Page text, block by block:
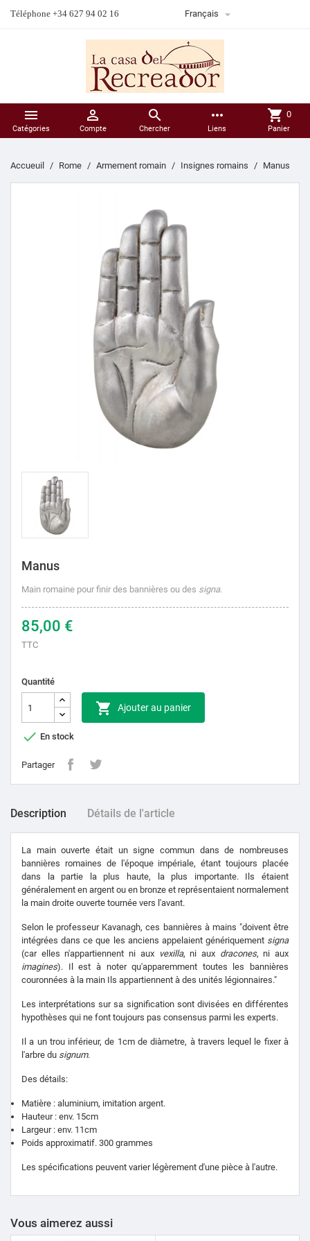
Téléphone +34 627 94 02 16 Français 

Catégories

Compte

Chercher
more_horiz
Liens
shopping_cart 0
Panier
Accueuil Rome Armement romain Insignes romains Manus
Manus
Main romaine pour finir des bannières ou des signa.
85,00 €
TTC
Quantité
 Ajouter au panier
 En stock
Partager
Description Détails de l'article
La main ouverte était un signe commun dans de nombreuses
bannières romaines de l'époque impériale, étant toujours placée
dans la partie la plus haute, la plus importante. Ils étaient
généralement en argent ou en bronze et représentaient normalement
la main droite ouverte tournée vers l'avant.
Selon le professeur Kavanagh, ces bannières à mains "doivent être
intégrées dans ce que les anciens appelaient génériquement signa
(car elles n'appartiennent ni aux vexilla, ni aux dracones, ni aux
imagines). Il est à noter qu'apparemment toutes les bannières
couronnées à la main Ils appartiennent à des unités légionnaires."
Les interprétations sur sa signification sont divisées en différentes
hypothèses qui ne font toujours pas consensus parmi les experts.
Il a un trou inférieur, de 1cm de diàmetre, à travers lequel le fixer à
l'arbre du signum.
Des détails:
Matière : aluminium, imitation argent.
Hauteur : env. 15cm
Largeur : env. 11cm
Poids approximatif. 300 grammes
Les spécifications peuvent varier légèrement d'une pièce à l'autre.
Vous aimerez aussi